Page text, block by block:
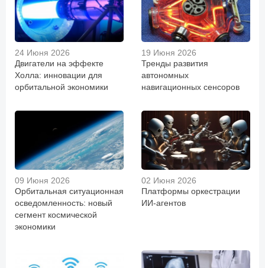
24 Июня 2026
Двигатели на эффекте
Холла: инновации для
орбитальной экономики
19 Июня 2026
Тренды развития
автономных
навигационных сенсоров
09 Июня 2026
Орбитальная ситуационная
осведомленность: новый
сегмент космической
экономики
02 Июня 2026
Платформы оркестрации
ИИ-агентов